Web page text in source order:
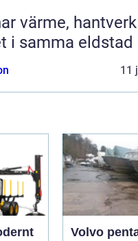
och
i samma eldstad
11
Volvo